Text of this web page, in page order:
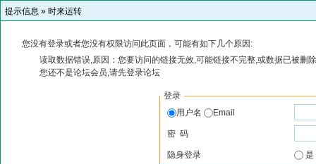
提示信息 » 时来运转
您没有登录或者您没有权限访问此页面，可能有如下几个原因:
读取数据错误,原因：您要访问的链接无效,可能链接不完整,或数据已被删
您还不是论坛会员,请先登录论坛
登录
用户名
Email
密 码
隐身登录